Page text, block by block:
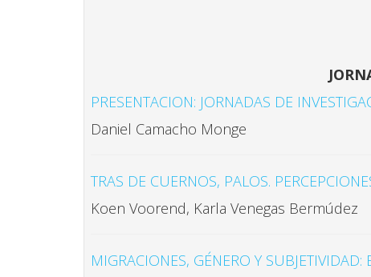
PRESENTACION: JORNADAS DE
Daniel Camacho Monge
TRAS DE CUERNOS, PALOS.
Koen Voorend, Karla Venegas Bermúdez
MIGRACIONES, GÉNERO Y